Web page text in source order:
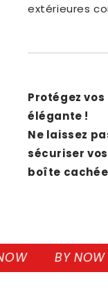
extérieures
Protégez
élégante !
Ne laissez
sécuriser
boîte
BY NOW